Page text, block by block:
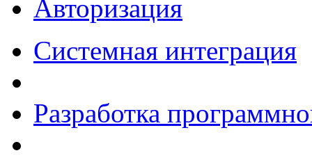
Авторизация
Системная интеграция
Разработка